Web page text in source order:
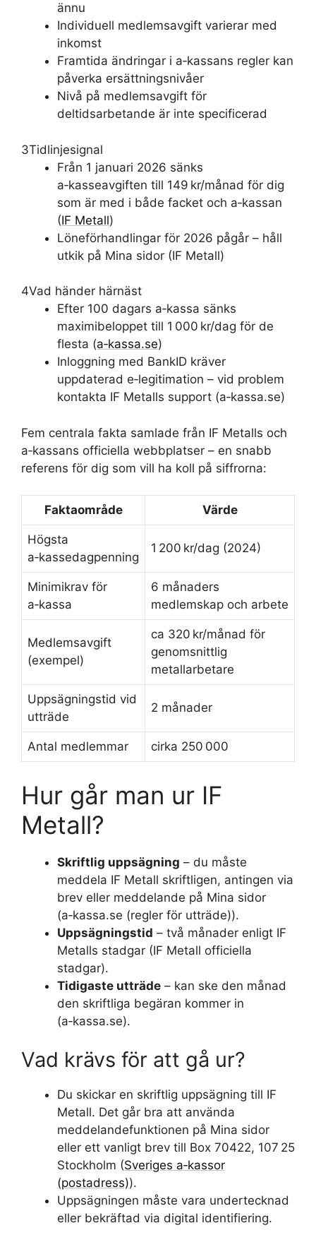
ännu
Individuell medlemsavgift varierar med
inkomst
Framtida ändringar i a‑kassans regler kan
påverka ersättningsnivåer
Nivå på medlemsavgift för
deltidsarbetande är inte specificerad
3Tidlinjesignal
Från 1 januari 2026 sänks
a‑kasseavgiften till 149 kr/månad för dig
som är med i både facket och a‑kassan
(IF Metall)
Löneförhandlingar för 2026 pågår – håll
utkik på Mina sidor (IF Metall)
4Vad händer härnäst
Efter 100 dagars a‑kassa sänks
maximibeloppet till 1 000 kr/dag för de
flesta (a‑kassa.se)
Inloggning med BankID kräver
uppdaterad e‑legitimation – vid problem
kontakta IF Metalls support (a‑kassa.se)
Fem centrala fakta samlade från IF Metalls och
a‑kassans officiella webbplatser – en snabb
referens för dig som vill ha koll på siffrorna:
Faktaområde Värde
Högsta
a‑kassedagpenning
1 200 kr/dag (2024)
Minimikrav för
a‑kassa
6 månaders
medlemskap och arbete
Medlemsavgift
(exempel)
ca 320 kr/månad för
genomsnittlig
metallarbetare
Uppsägningstid vid
utträde
2 månader
Antal medlemmar cirka 250 000
Hur går man ur IF
Metall?
Skriftlig uppsägning – du måste
meddela IF Metall skriftligen, antingen via
brev eller meddelande på Mina sidor
(a‑kassa.se (regler för utträde)).
Uppsägningstid – två månader enligt IF
Metalls stadgar (IF Metall officiella
stadgar).
Tidigaste utträde – kan ske den månad
den skriftliga begäran kommer in
(a‑kassa.se).
Vad krävs för att gå ur?
Du skickar en skriftlig uppsägning till IF
Metall. Det går bra att använda
meddelandefunktionen på Mina sidor
eller ett vanligt brev till Box 70422, 107 25
Stockholm (Sveriges a‑kassor
(postadress)).
Uppsägningen måste vara undertecknad
eller bekräftad via digital identifiering.